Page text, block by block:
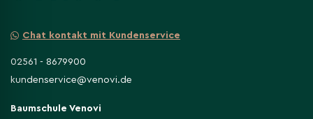
Chat kontakt mit Kundenservice
02561 - 8679900
kundenservice@venovi.de
Baumschule Venovi